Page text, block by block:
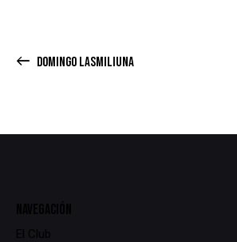
DOMINGO LASMILIUNA
NAVEGACIÓN
El Club